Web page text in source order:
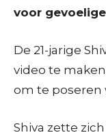
voor
De 21-jarige
video te
om te poseren
Shiva zette